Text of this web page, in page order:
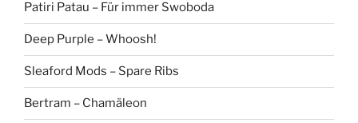
Patiri Patau – Für immer Swoboda
Deep Purple – Whoosh!
Sleaford Mods – Spare Ribs
Bertram – Chamäleon